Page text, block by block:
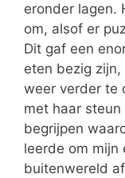
eronder lagen.
om, alsof er
Dit gaf een
eten bezig
weer verder te
met haar
begrijpen
leerde om mijn
buitenwereld